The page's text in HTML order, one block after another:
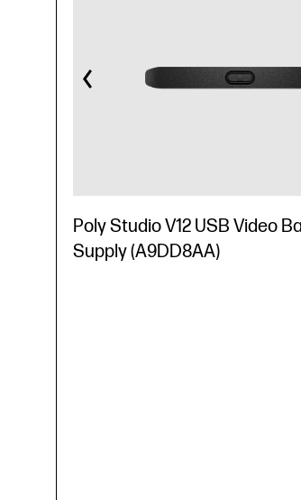
Poly Studio V12 USB Video
Supply (A9DD8AA)